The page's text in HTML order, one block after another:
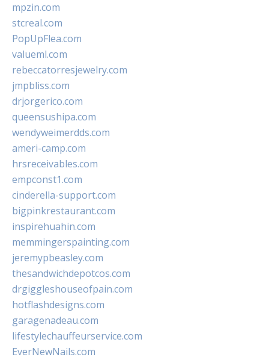
mpzin.com
stcreal.com
PopUpFlea.com
valueml.com
rebeccatorresjewelry.com
jmpbliss.com
drjorgerico.com
queensushipa.com
wendyweimerdds.com
ameri-camp.com
hrsreceivables.com
empconst1.com
cinderella-support.com
bigpinkrestaurant.com
inspirehuahin.com
memmingerspainting.com
jeremypbeasley.com
thesandwichdepotcos.com
drgiggleshouseofpain.com
hotflashdesigns.com
garagenadeau.com
lifestylechauffeurservice.com
EverNewNails.com